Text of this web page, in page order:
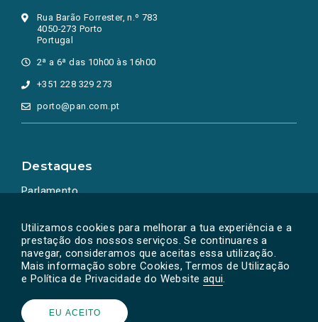
Utilizamos cookies para melhorar a tua experiência e a
prestação dos nossos serviços. Se continuares a
navegar, consideramos que aceitas essa utilização.
Mais informação sobre Cookies, Termos de Utilização
e Política de Privacidade do Website aqui.
EU ACEITO
Rua Barão Forrester, n.º 783
4050-273 Porto
Portugal
2ª a 6ª das 10h00 às 16h00
+351 228 329 273
porto@pan.com.pt
Destaques
Parlamento